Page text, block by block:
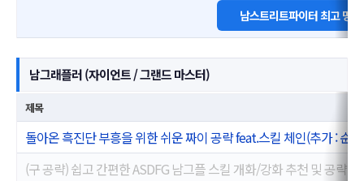
남스트리트파이터 최고 명
남그래플러 (자이언트 / 그랜드 마스터)
제목
돌아온 흑진단 부흥을 위한 쉬운 짜이 공략 feat.스킬 체인(추가 : 순
(구 공략) 쉽고 간편한 ASDFG 남그플 스킬 개화/강화 추천 및 공략!!